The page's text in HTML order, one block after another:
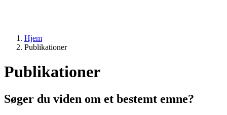
Hjem
Publikationer
Publikationer
Søger du viden om et bestemt emne?